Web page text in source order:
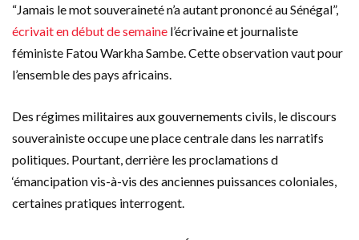
“Jamais le mot souveraineté n’a autant prononcé au Sénégal”,
écrivait en début de semaine l’écrivaine et journaliste
féministe Fatou Warkha Sambe. Cette observation vaut pour
l’ensemble des pays africains.
Des régimes militaires aux gouvernements civils, le discours
souverainiste occupe une place centrale dans les narratifs
politiques. Pourtant, derrière les proclamations d
‘émancipation vis-à-vis des anciennes puissances coloniales,
certaines pratiques interrogent.